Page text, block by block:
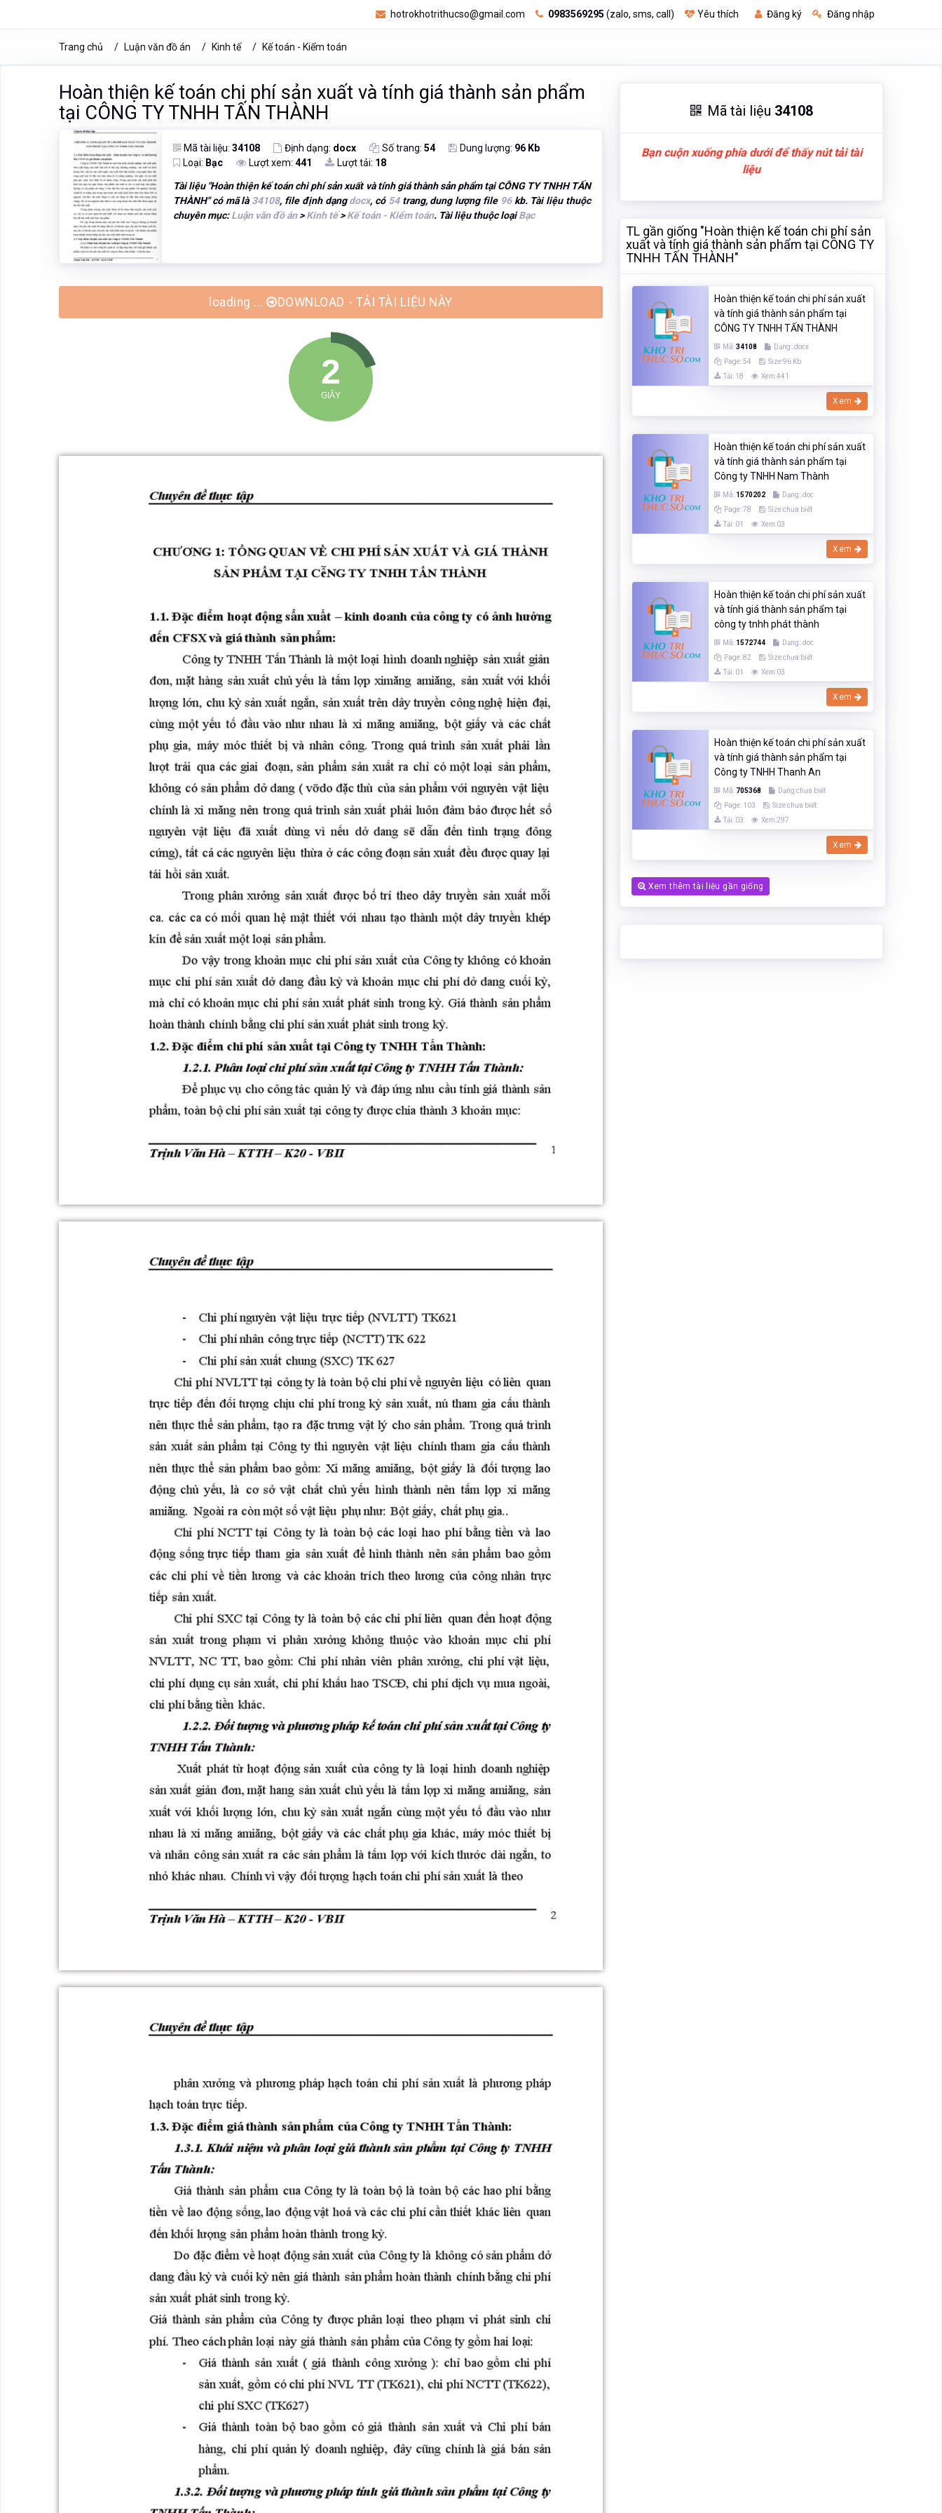
hotrokhotrithucso@gmail.com 0983569295 (zalo, sms, call) Yêu thích Đăng ký Đăng nhập
Trang chủ Luận văn đồ án Kinh tế Kế toán - Kiểm toán
Hoàn thiện kế toán chi phí sản xuất và tính giá thành sản phẩm
tại CÔNG TY TNHH TẤN THÀNH
Mã tài liệu:34108 Định dạng: docx Số trang:54 Dung lượng: 96 Kb
Loại: Bạc Lượt xem:441 Lượt tải: 18
Tài liệu "Hoàn thiện kế toán chi phí sản xuất và tính giá thành sản phẩm tại CÔNG TY TNHH TẤN
THÀNH" có mã là 34108, file định dạngdocx, có 54trang, dung lượng file 96kb. Tài liệu thuộc
chuyên mục:Luận văn đồ án>Kinh tế>Kế toán - Kiểm toán. Tài liệu thuộc loạiBạc
loading ... DOWNLOAD - TẢI TÀI LIỆU NÀY
Mã tài liệu 34108
Bạn cuộn xuống phía dưới để thấy nút tải tài
liệu
TL gần giống "Hoàn thiện kế toán chi phí sản
xuất và tính giá thành sản phẩm tại CÔNG TY
TNHH TẤN THÀNH"
Hoàn thiện kế toán chi phí sản xuất
và tính giá thành sản phẩm tại
CÔNG TY TNHH TẤN THÀNH
Mã:34108
Dạng:.docx
Page: 54
Size:96 Kb
Tải: 18
Xem:441
Xem
Hoàn thiện kế toán chi phí sản xuất
và tính giá thành sản phẩm tại
Công ty TNHH Nam Thành
Mã: 1570202
Dạng:.doc
Page: 78
Size:chưa biết
Tải: 01
Xem:03
Xem
Hoàn thiện kế toán chi phí sản xuất
và tính giá thành sản phẩm tại
công ty tnhh phát thành
Mã: 1572744
Dạng:.doc
Page: 82
Size:chưa biết
Tải: 01
Xem:03
Xem
Hoàn thiện kế toán chi phí sản xuất
và tính giá thành sản phẩm tại
Công ty TNHH Thanh An
Mã: 705368
Dạng:chưa biết
Page: 103
Size:chưa biết
Tải: 03
Xem:297
Xem
Xem thêm tài liệu gần giống